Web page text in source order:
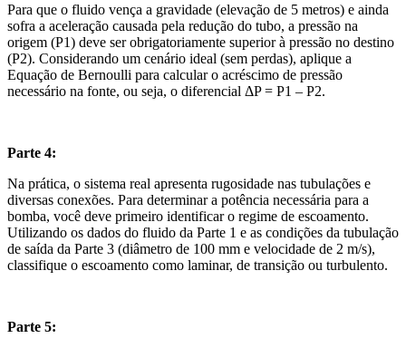
Para que o fluido vença a gravidade (elevação de 5 metros) e ainda
sofra a aceleração causada pela redução do tubo, a pressão na
origem (P1) deve ser obrigatoriamente superior à pressão no destino
(P2). Considerando um cenário ideal (sem perdas), aplique a
Equação de Bernoulli para calcular o acréscimo de pressão
necessário na fonte, ou seja, o diferencial ΔP = P1 – P2.
Parte 4:
Na prática, o sistema real apresenta rugosidade nas tubulações e
diversas conexões. Para determinar a potência necessária para a
bomba, você deve primeiro identificar o regime de escoamento.
Utilizando os dados do fluido da Parte 1 e as condições da tubulação
de saída da Parte 3 (diâmetro de 100 mm e velocidade de 2 m/s),
classifique o escoamento como laminar, de transição ou turbulento.
Parte 5: